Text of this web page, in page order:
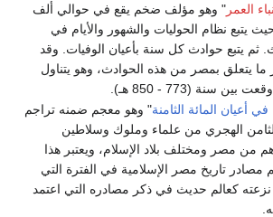
العمر " وهو مؤلف ضخم يقع في حوالي ألف
يتبع نظام الحوليات والشهور والأيام في
ثم يتبع حوادث كل سنة بأعيان الوفيات. وقد
يتعلق بمصر من هذه الحوادث، وهو يتناول
سنة (773 - 850 هـ).
في أعيان المائة الثامنة" وهو معجم ضمنه تراجم
الهجري من علماء وملوك وسلاطين
من مصر ومختلف بلاد الإسلام، ويعتبر هذا
مصادر تاريخ مصر الإسلامية في الفترة التي
نزعته كعالم حديث في ذكر مصادره التي اعتمد